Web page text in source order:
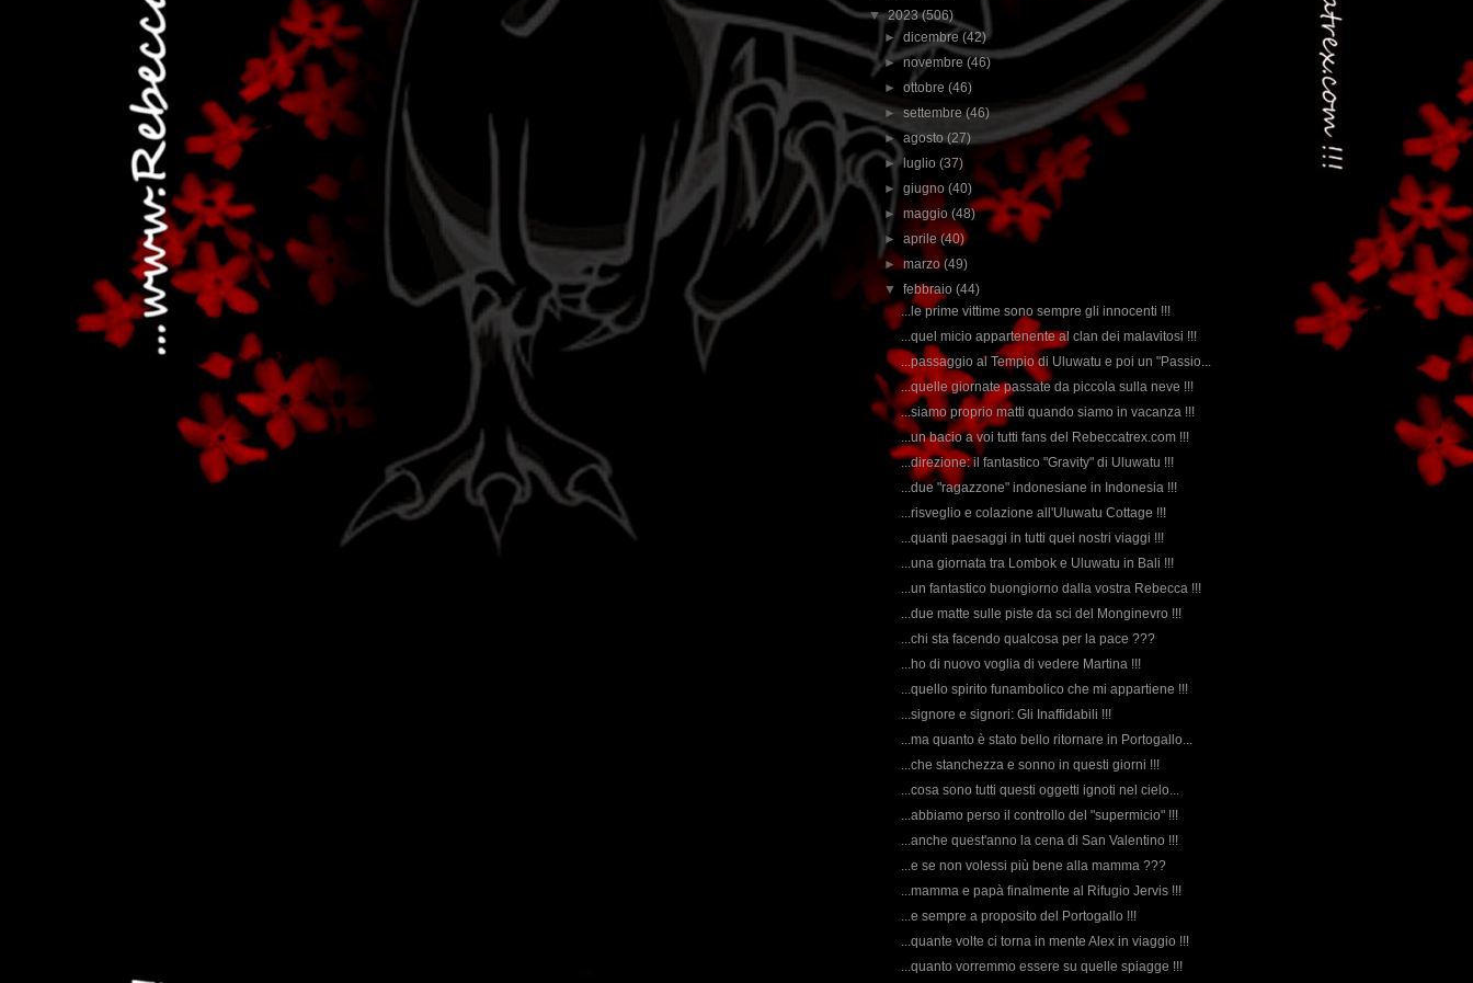
▼2023(506)
►dicembre(42)
►novembre(46)
►ottobre(46)
►settembre(46)
►agosto(27)
► luglio(37)
►giugno(40)
►maggio(48)
►aprile(40)
►marzo(49)
▼febbraio(44)
...le prime vittime sono sempre gli innocenti !!!
...quel micio appartenente al clan dei malavitosi !!!
...passaggio al Tempio di Uluwatu e poi un "Passio...
...quelle giornate passate da piccola sulla neve !!!
...siamo proprio matti quando siamo in vacanza !!!
...un bacio a voi tutti fans del Rebeccatrex.com !!!
...direzione: il fantastico "Gravity" di Uluwatu !!!
...due "ragazzone" indonesiane in Indonesia !!!
...risveglio e colazione all'Uluwatu Cottage !!!
...quanti paesaggi in tutti quei nostri viaggi !!!
...una giornata tra Lombok e Uluwatu in Bali !!!
...un fantastico buongiorno dalla vostra Rebecca !!!
...due matte sulle piste da sci del Monginevro !!!
...chi sta facendo qualcosa per la pace ???
...ho di nuovo voglia di vedere Martina !!!
...quello spirito funambolico che mi appartiene !!!
...signore e signori: Gli Inaffidabili !!!
...ma quanto è stato bello ritornare in Portogallo...
...che stanchezza e sonno in questi giorni !!!
...cosa sono tutti questi oggetti ignoti nel cielo...
...abbiamo perso il controllo del "supermicio" !!!
...anche quest'anno la cena di San Valentino !!!
...e se non volessi più bene alla mamma ???
...mamma e papà finalmente al Rifugio Jervis !!!
...e sempre a proposito del Portogallo !!!
...quante volte ci torna in mente Alex in viaggio !!!
...quanto vorremmo essere su quelle spiagge !!!